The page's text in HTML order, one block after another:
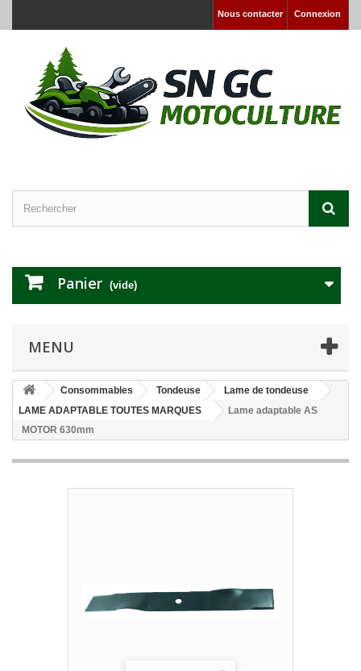
Connexion
Nous contacter
Panier (vide)
MENU
Consommables Tondeuse
Lame de tondeuse
LAME ADAPTABLE TOUTES MARQUES
Lame adaptable AS
MOTOR 630mm